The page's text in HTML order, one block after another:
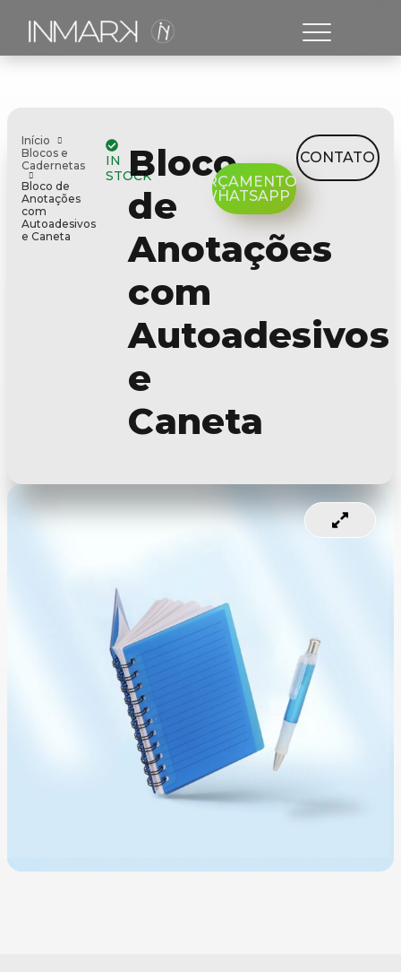
Início
Blocos e
Cadernetas
Bloco de
Anotações
com
Autoadesivos
e Caneta
IN
STOCKBloco
de
Anotações
com
Autoadesivos
e
Caneta
ORÇAMENTO
WHATSAPP
CONTATO